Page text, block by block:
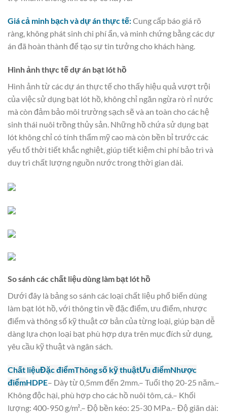
Giá cả minh bạch và dự án thực tế:Cung cấp báo giá rõ
ràng, không phát sinh chi phí ẩn, và minh chứng bằng các dự
án đã hoàn thành để tạo sự tin tưởng cho khách hàng.
Hình ảnh thực tế dự án bạt lót hồ
Hình ảnh từ các dự án thực tế cho thấy hiệu quả vượt trội
của việc sử dụng bạt lót hồ, không chỉ ngăn ngừa rò rỉ nước
mà còn đảm bảo môi trường sạch sẽ và an toàn cho các hệ
sinh thái nuôi trồng thủy sản. Những hồ chứa sử dụng bạt
lót không chỉ có tính thẩm mỹ cao mà còn bền bỉ trước các
yếu tố thời tiết khắc nghiệt, giúp tiết kiệm chi phí bảo trì và
duy trì chất lượng nguồn nước trong thời gian dài.
So sánh các chất liệu dùng làm bạt lót hồ
Dưới đây là bảng so sánh các loại chất liệu phổ biến dùng
làm bạt lót hồ, với thông tin về đặc điểm, ưu điểm, nhược
điểm và thông số kỹ thuật cơ bản của từng loại, giúp bạn dễ
dàng lựa chọn loại bạt phù hợp dựa trên mục đích sử dụng,
yêu cầu kỹ thuật và ngân sách.
Chất liệuĐặc điểmThông số kỹ thuậtƯu điểmNhược
điểmHDPE– Dày từ 0,5mm đến 2mm.– Tuổi thọ 20-25 năm.–
Không độc hại, phù hợp cho các hồ nuôi tôm, cá.– Khối
lượng: 400-950 g/m².– Độ bền kéo: 25-30 MPa.– Độ giãn dài: